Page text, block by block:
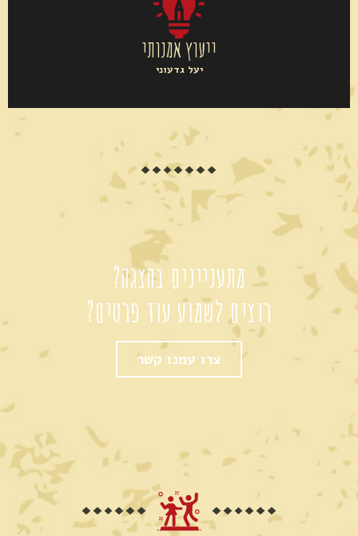
ייעוץ אמנותי
יעל גדעוני
מתעניינים בהצגה?
רוצים לשמוע עוד פרטים?
צרו עמנו קשר